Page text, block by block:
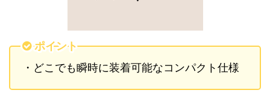
ポイント
・どこでも瞬時に装着可能なコンパクト仕様